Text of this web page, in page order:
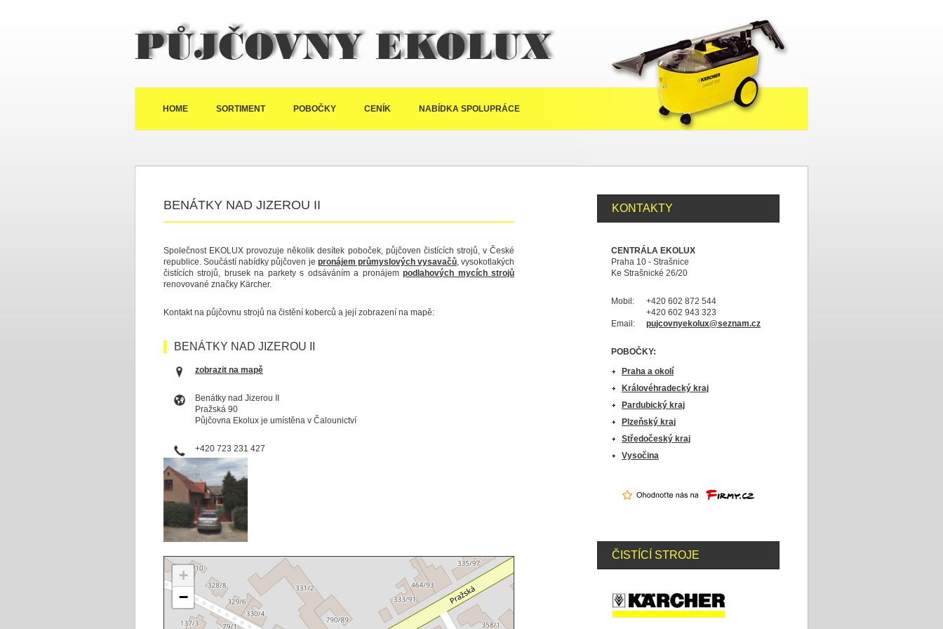
Půjčovny Ekolux
HOME SORTIMENT POBOČKY CENÍK NABÍDKA SPOLUPRÁCE
BENÁTKY NAD JIZEROU II
Společnost EKOLUX provozuje několik desítek poboček, půjčoven čistících strojů, v České
republice. Součástí nabídky půjčoven je pronájem průmyslových vysavačů, vysokotlakých
čistících strojů, brusek na parkety s odsáváním a pronájempodlahových mycích strojů
renovované značky Kärcher.
Kontakt na půjčovnu strojů na čistění koberců a její zobrazení na mapě:
BENÁTKY NAD JIZEROU II
zobrazit na mapě
Benátky nad Jizerou II
Pražská 90
Půjčovna Ekolux je umístěna v Čalounictví
+420 723 231 427
+
−
KONTAKTY
CENTRÁLA EKOLUX
Praha 10 - Strašnice
Ke Strašnické 26/20
Mobil:
+420 602 872 544
+420 602 943 323
Email:
pujcovnyekolux@seznam.cz
POBOČKY:
Praha a okolí
Královéhradecký kraj
Pardubický kraj
Plzeňský kraj
Středočeský kraj
Vysočina
ČISTÍCÍ STROJE